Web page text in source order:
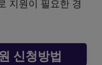
지원이 필요한 경
신청방법